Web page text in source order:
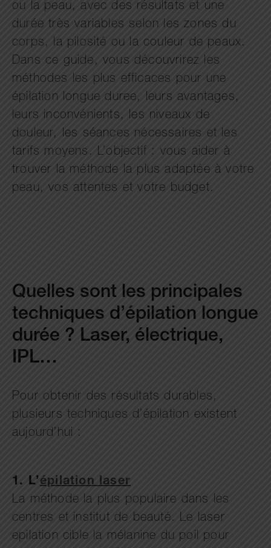
ou la peau, avec des résultats et une
durée très variables selon les zones du
corps, la pilosité ou la couleur de peaux.
Dans ce guide, vous découvrirez les
méthodes les plus efficaces pour une
épilation longue duree, leurs avantages,
leurs inconvénients, les niveaux de
douleur, les séances nécessaires et les
tarifs moyens. L’objectif : vous aider à
trouver la méthode la plus adaptée à votre
peau, vos attentes et votre budget.
Quelles sont les principales
techniques d’épilation longue
durée ? Laser, électrique,
IPL…
Pour obtenir des résultats durables,
plusieurs techniques d’épilation existent
aujourd’hui :
1. L’épilation laser
La méthode la plus populaire dans les
centres et institut de beauté. Le laser
epilation cible la mélanine du poil pour